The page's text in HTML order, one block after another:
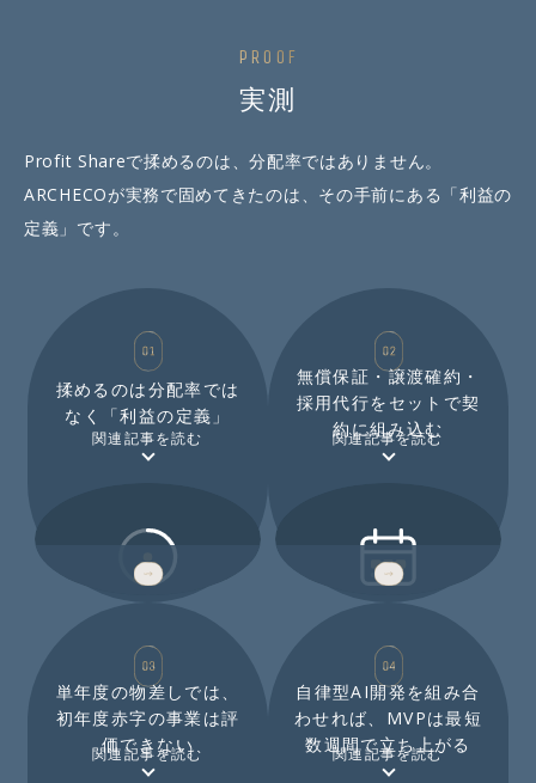
PROOF
実測
Profit Shareで揉めるのは、分配率ではありません。
ARCHECOが実務で固めてきたのは、その手前にある「利益の
定義」です。
揉めるのは分配率では
なく「利益の定義」
関連記事を読む
NOT THE RATE
無償保証・譲渡確約・
採用代行をセットで契
約に組み込む
関連記事を読む
3 CLAUSES
単年度の物差しでは、
初年度赤字の事業は評
価できない
関連記事を読む
自律型AI開発を組み合
わせれば、MVPは最短
数週間で立ち上がる
関連記事を読む